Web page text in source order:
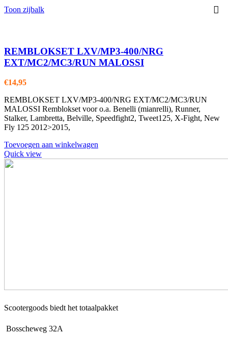
Toon zijbalk
REMBLOKSET LXV/MP3-400/NRG
EXT/MC2/MC3/RUN MALOSSI
€14,95
REMBLOKSET LXV/MP3-400/NRG EXT/MC2/MC3/RUN
MALOSSI Remblokset voor o.a. Benelli (mianrelli), Runner,
Stalker, Lambretta, Belville, Speedfight2, Tweet125, X-Fight, New
Fly 125 2012>2015,
Toevoegen aan winkelwagen
Quick view
Scootergoods biedt het totaalpakket
Bosscheweg 32A